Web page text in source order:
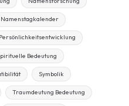
Namenstagkalender
Persönlichkeitsentwicklung
Bedeutung
Symbolik
Traumdeutung Bedeutung